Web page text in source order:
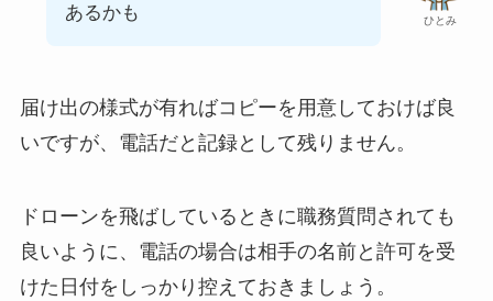
ひとみ
あるかも
届け出の様式が有ればコピーを用意しておけば良
いですが、電話だと記録として残りません。
ドローンを飛ばしているときに職務質問されても
良いように、電話の場合は相手の名前と許可を受
けた日付をしっかり控えておきましょう。